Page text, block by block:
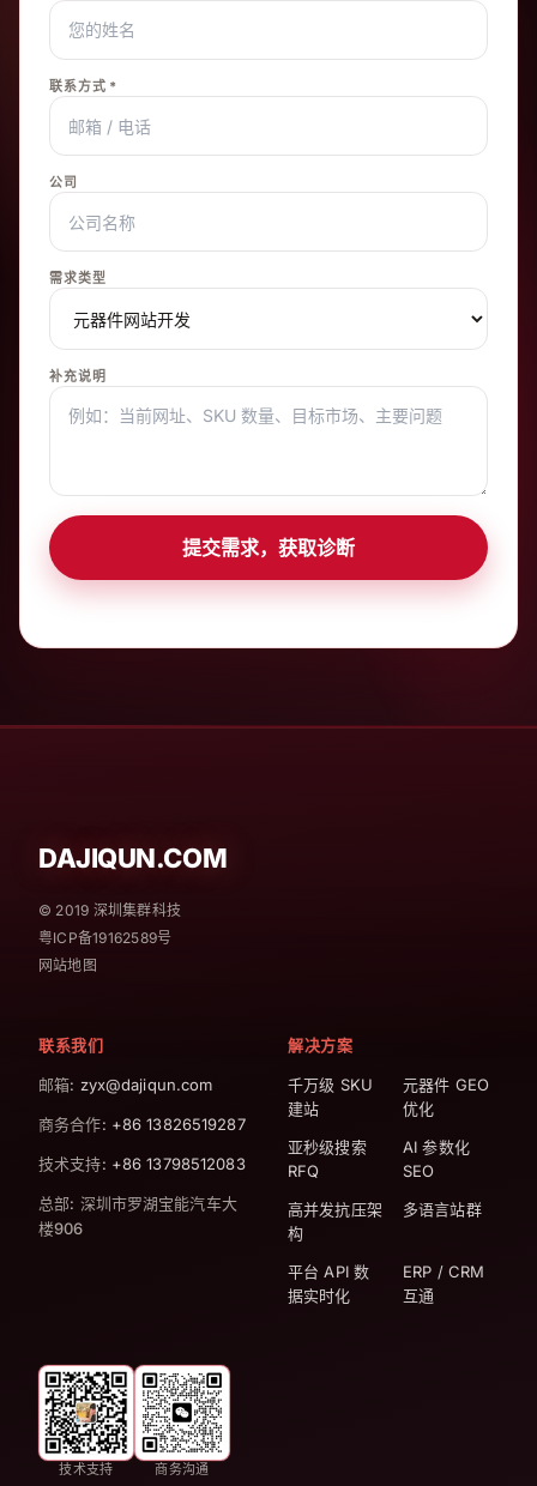
联系方式 *
公司
需求类型
补充说明
提交需求，获取诊断
DAJIQUN.COM
© 2019 深圳集群科技
粤ICP备19162589号
网站地图
联系我们
邮箱: zyx@dajiqun.com
商务合作: +86 13826519287
技术支持: +86 13798512083
总部: 深圳市罗湖宝能汽车大
楼906
解决方案
千万级 SKU
建站
元器件 GEO
优化
亚秒级搜索
RFQ
AI 参数化
SEO
高并发抗压架
构
多语言站群
平台 API 数
据实时化
ERP / CRM
互通
技术支持 商务沟通